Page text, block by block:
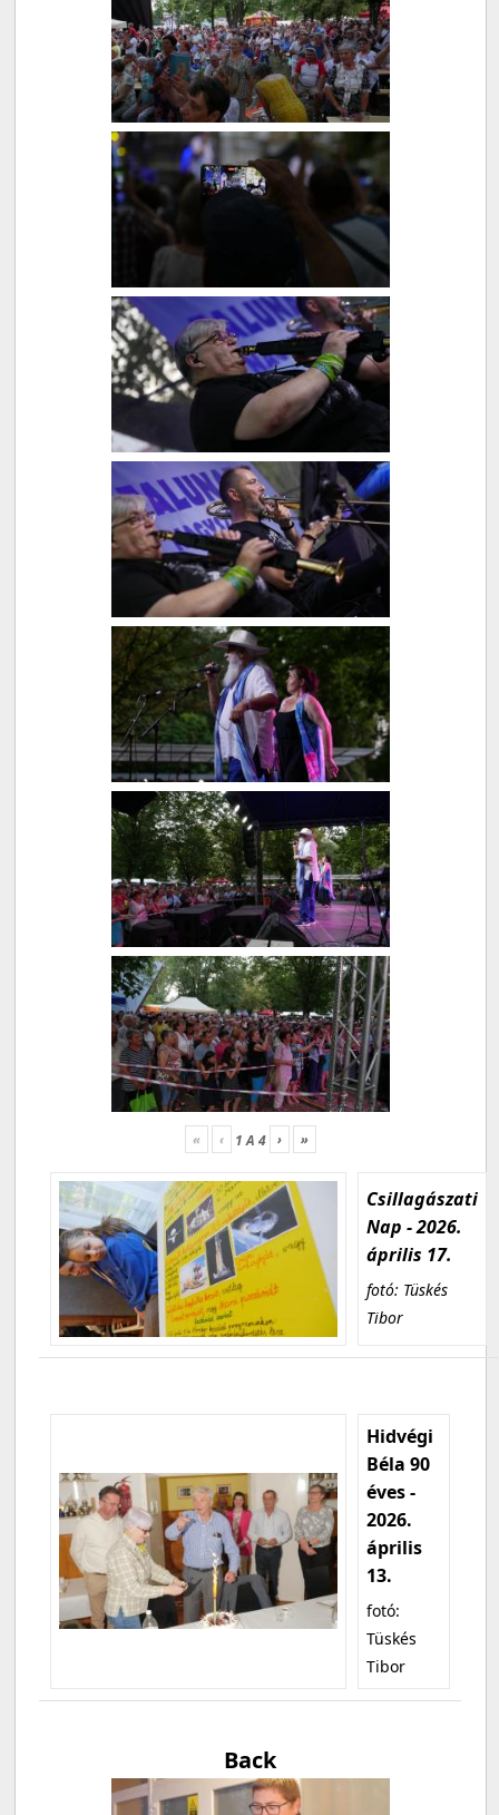
« ‹ 1A 4 › »
Csillagászati
Nap - 2026.
április 17.
fotó: Tüskés
Tibor
Hidvégi
Béla 90
éves -
2026.
április
13.
fotó:
Tüskés
Tibor
Back